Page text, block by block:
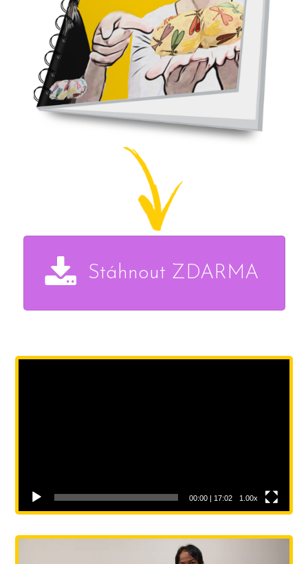
Stáhnout ZDARMA
00:00| 17:02 1.00x